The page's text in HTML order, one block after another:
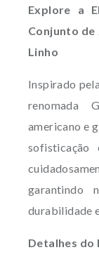
Explore a
Conjunto de
Linho
Inspirado
renomada
americano e
garantindo
durabilidade
Detalhes do